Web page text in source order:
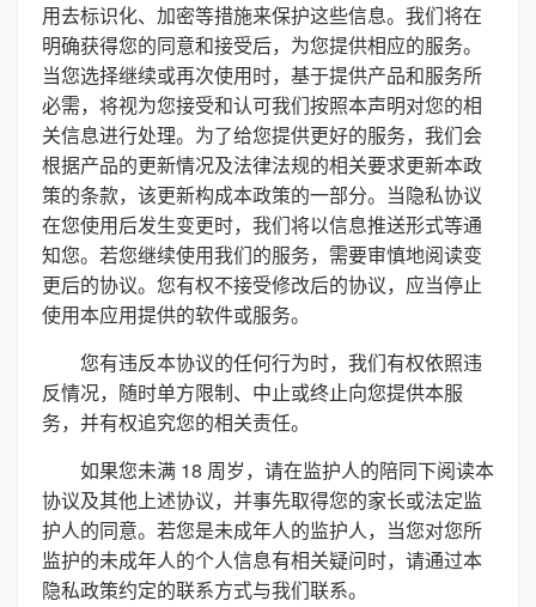
用去标识化、加密等措施来保护这些信息。我们将在
明确获得您的同意和接受后，为您提供相应的服务。
当您选择继续或再次使用时，基于提供产品和服务所
必需，将视为您接受和认可我们按照本声明对您的相
关信息进行处理。为了给您提供更好的服务，我们会
根据产品的更新情况及法律法规的相关要求更新本政
策的条款，该更新构成本政策的一部分。当隐私协议
在您使用后发生变更时，我们将以信息推送形式等通
知您。若您继续使用我们的服务，需要审慎地阅读变
更后的协议。您有权不接受修改后的协议，应当停止
使用本应用提供的软件或服务。
您有违反本协议的任何行为时，我们有权依照违
反情况，随时单方限制、中止或终止向您提供本服
务，并有权追究您的相关责任。
如果您未满 18 周岁，请在监护人的陪同下阅读本
协议及其他上述协议，并事先取得您的家长或法定监
护人的同意。若您是未成年人的监护人，当您对您所
监护的未成年人的个人信息有相关疑问时，请通过本
隐私政策约定的联系方式与我们联系。